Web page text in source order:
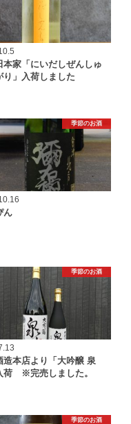
本家「にいだしぜんしゅ
り」入荷しました
季節のお酒
ん
季節のお酒
造本店より「大吟醸 泉
荷 ※完売しました。
季節のお酒